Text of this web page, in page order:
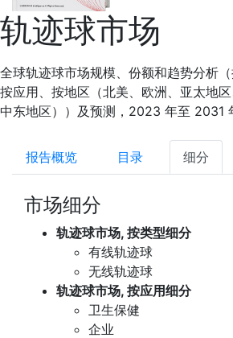
轨迹球市场
全球轨迹球市场规模、份额和趋势分析（
按应用、按地区（北美、欧洲、亚太地
中东地区））及预测，2023 年至 2031
报告概览 目录 细分
市场细分
轨迹球市场, 按类型细分
有线轨迹球
无线轨迹球
轨迹球市场, 按应用细分
卫生保健
企业